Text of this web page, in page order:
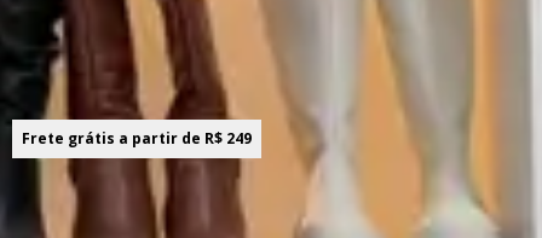
Ganhe 5% OFF
Pague com PIX e garanta desconto extra em seu pedido
Frete grátis a partir de R$ 249